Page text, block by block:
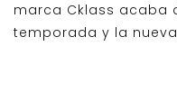
marca Cklass acaba
temporada y la